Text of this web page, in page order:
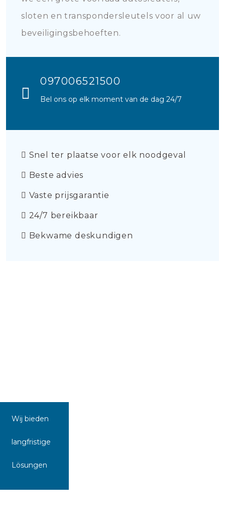
sloten en transpondersleutels voor al uw
beveiligingsbehoeften.
097006521500
Bel ons op elk moment van de dag 24/7
Snel ter plaatse voor elk noodgeval
Beste advies
Vaste prijsgarantie
24/7 bereikbaar
Bekwame deskundigen
Wij bieden
langfristige
Lösungen